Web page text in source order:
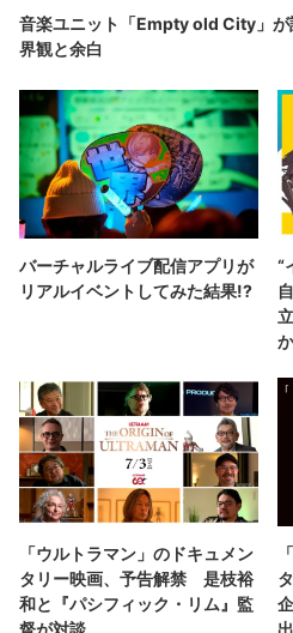
音楽ユニット「Empty old City」
界観と余白
バーチャルライブ配信アプリが
リアルイベントしてみた結果!?
“
「ウルトラマン」のドキュメン
タリー映画、予告解禁 是枝裕
和と『パシフィック・リム』監
督が対談